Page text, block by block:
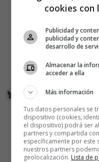
cookies con
Publicidad y
publicidad y
desarrollo de
Almacenar la
acceder a ella
Más información
Tus datos personales se
dispositivo (cookies,
el dispositivo) podrá ser
partners y compartida
específicamente por este
nuestros partners
geolocalización. Lista de